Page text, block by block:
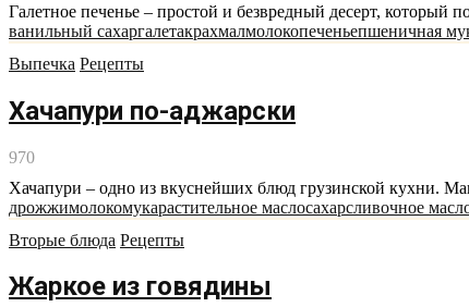
Галетное печенье – простой и безвредный десерт,
ванильный сахаргалетакрахмалмолокопеченьепшеничная
Выпечка Рецепты
Хачапури по-аджарски
970
Хачапури – одно из вкуснейших блюд грузинской кухни.
дрожжимолокомукарастительное маслосахарсливочное
Вторые блюда Рецепты
Жаркое из говядины